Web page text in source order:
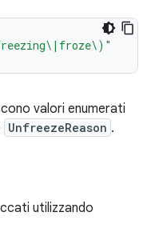
valori enumerati
UnfreezeReason .
utilizzando